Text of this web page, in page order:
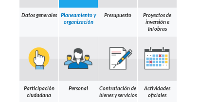
Datos generales
Planeamiento y
organización
Presupuesto
Proyectos de
inversión e
Infobras
Participación
ciudadana
Personal
Contratación de
bienes y servicios
Actividades
oficiales